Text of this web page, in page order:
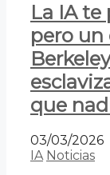
La IA
pero
que
03/03/2026
IA Noticias